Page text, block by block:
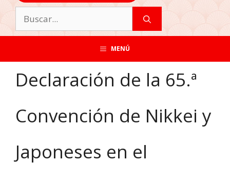
MENÚ
Declaración de la 65.ª
Convención de Nikkei y
Japoneses en el